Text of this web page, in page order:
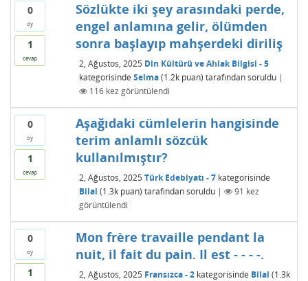
0
oy
1
cevap
Sözlükte iki şey arasındaki perde,
engel anlamına gelir, ölümden
sonra başlayıp mahşerdeki diriliş
2, Ağustos, 2025 Din Kültürü ve Ahlak Bilgisi - 5
kategorisinde Selma (1.2kpuan) tarafından soruldu |
116kez görüntülendi
0
oy
1
cevap
Aşağıdaki cümlelerin hangisinde
terim anlamlı sözcük
kullanılmıştır?
2, Ağustos, 2025 Türk Edebiyatı - 7kategorisinde
Bilal (1.3kpuan) tarafından soruldu | 91 kez
görüntülendi
0
oy
1
Mon frère travaille pendant la
nuit, il fait du pain. Il est - - - -.
2, Ağustos, 2025 Fransızca - 2kategorisinde Bilal (1.3k